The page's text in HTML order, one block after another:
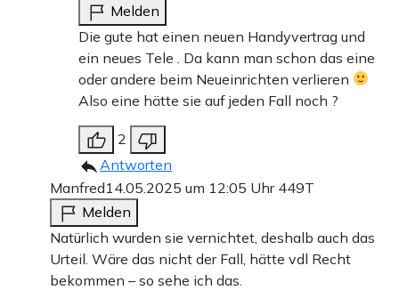
Melden
Die gute hat einen neuen Handyvertrag und
ein neues Tele . Da kann man schon das eine
oder andere beim Neueinrichten verlieren
Also eine hätte sie auf jeden Fall noch ?
2
Antworten
Manfred14.05.2025 um 12:05 Uhr 449T
Melden
Natürlich wurden sie vernichtet, deshalb auch das
Urteil. Wäre das nicht der Fall, hätte vdl Recht
bekommen – so sehe ich das.